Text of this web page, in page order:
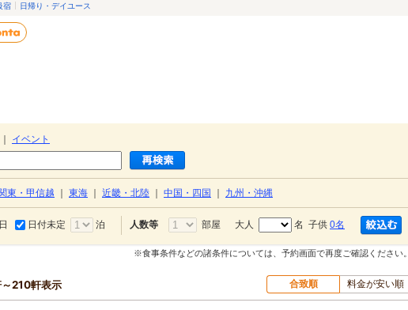
宿 日帰り・デイユース
イベント
東・甲信越 東海 近畿・北陸 中国・四国 九州・沖縄
日 日付未定 泊 人数等 部屋 大人 名 子供 0名
※食事条件などの諸条件については、予約画面で再度ご確認ください。
210軒表示 合致順 料金が安い順